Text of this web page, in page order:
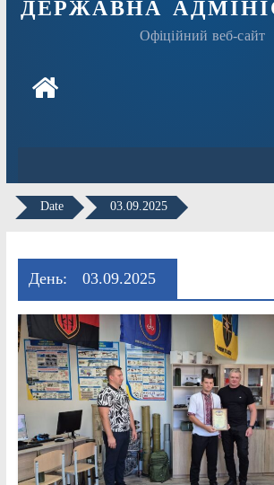
Офіційний веб-сайт
Date 03.09.2025
День: 03.09.2025